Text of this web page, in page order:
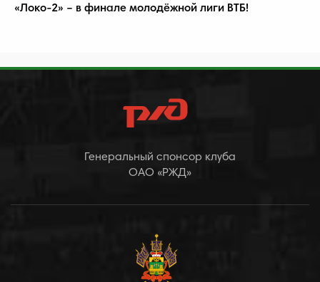
«Локо-2» – в финале молодёжной лиги ВТБ!
Генеральный спонсор клуба
ОАО «РЖД»